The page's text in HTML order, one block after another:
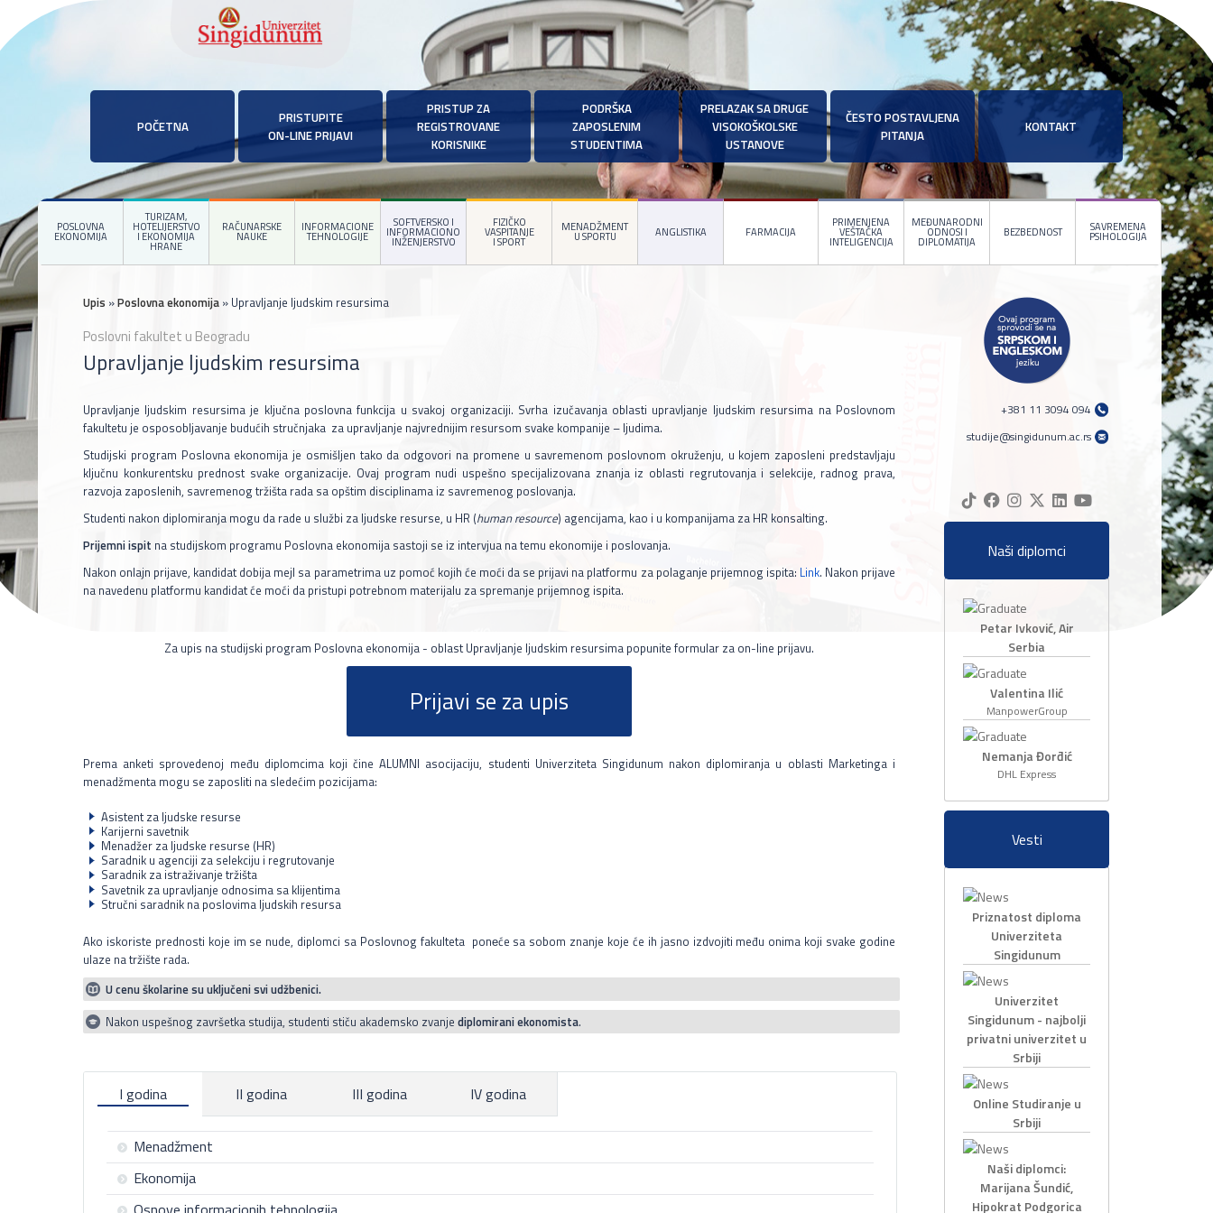
POČETNA
PRISTUPITE
ON-LINE PRIJAVI
PRISTUP ZA
REGISTROVANE
KORISNIKE
PODRŠKA
ZAPOSLENIM
STUDENTIMA
PRELAZAK SA DRUGE
VISOKOŠKOLSKE
USTANOVE
ČESTO POSTAVLJENA
PITANJA
KONTAKT
POSLOVNA
EKONOMIJA
TURIZAM,
HOTELIJERSTVO
I EKONOMIJA
HRANE
RAČUNARSKE
NAUKE
INFORMACIONE
TEHNOLOGIJE
SOFTVERSKO I
INFORMACIONO
INŽENJERSTVO
FIZIČKO
VASPITANJE
I SPORT
MENADŽMENT
U SPORTU ANGLISTIKA FARMACIJA
PRIMENJENA
VEŠTAČKA
INTELIGENCIJA
MEĐUNARODNI
ODNOSI I
DIPLOMATIJA
BEZBEDNOST SAVREMENA
PSIHOLOGIJA
Upis »Poslovna ekonomija » Upravljanje ljudskim resursima
Poslovni fakultet u Beogradu
Upravljanje ljudskim resursima
Upravljanje ljudskim resursima je ključna poslovna funkcija u svakoj organizaciji. Svrha izučavanja oblasti upravljanje ljudskim resursima na Poslovnom
fakultetu je osposobljavanje budućih stručnjaka za upravljanje najvrednijim resursom svake kompanije – ljudima.
Studijski program Poslovna ekonomija je osmišljen tako da odgovori na promene u savremenom poslovnom okruženju, u kojem zaposleni predstavljaju
ključnu konkurentsku prednost svake organizacije. Ovaj program nudi uspešno specijalizovana znanja iz oblasti regrutovanja i selekcije, radnog prava,
razvoja zaposlenih, savremenog tržišta rada sa opštim disciplinama iz savremenog poslovanja.
Studenti nakon diplomiranja mogu da rade u službi za ljudske resurse, u HR (human resource) agencijama, kao i u kompanijama za HR konsalting.
Prijemni ispit na studijskom programu Poslovna ekonomija sastoji se iz intervjua na temu ekonomije i poslovanja.
Nakon onlajn prijave, kandidat dobija mejl sa parametrima uz pomoć kojih će moći da se prijavi na platformu za polaganje prijemnog ispita: Link. Nakon prijave
na navedenu platformu kandidat će moći da pristupi potrebnom materijalu za spremanje prijemnog ispita.
Za upis na studijski program Poslovna ekonomija - oblast Upravljanje ljudskim resursima popunite formular za on-line prijavu.
Prijavi se za upis
Prema anketi sprovedenoj među diplomcima koji čine ALUMNI asocijaciju, studenti Univerziteta Singidunum nakon diplomiranja u oblasti Marketinga i
menadžmenta mogu se zaposliti na sledećim pozicijama:
Asistent za ljudske resurse
Karijerni savetnik
Menadžer za ljudske resurse (HR)
Saradnik u agenciji za selekciju i regrutovanje
Saradnik za istraživanje tržišta
Savetnik za upravljanje odnosima sa klijentima
Stručni saradnik na poslovima ljudskih resursa
Ako iskoriste prednosti koje im se nude, diplomci sa Poslovnog fakulteta ponеće sa sobom znanje koje će ih jasno izdvojiti među onima koji svake godine
ulaze na tržište rada.
U cenu školarine su uključeni svi udžbenici.
Nakon uspešnog završetka studija, studenti stiču akademsko zvanje diplomirani ekonomista.
I godina
Menadžment
Da studenti shvate pojam menadžmenta i evoluciju teorije menadžmenta; da upoznaju osnove trendova u menadžmentu 21. veka; da
razumeju sve odrednice u vezi sa procesima menadžmenta (planiranje, organizovanje, vođenje i kontrola); da poznaju proces menadžmenta
Ekonomija
II godina III godina IV godina
+381 11 3094 094
studije@singidunum.ac.rs
Naši diplomci
Petar Ivković, Air
Serbia
Valentina Ilić
ManpowerGroup
Nemanja Đorđić
DHL Express
Vesti
Priznatost diploma
Univerziteta
Singidunum
Univerzitet
Singidunum - najbolji
privatni univerzitet u
Srbiji
Online Studiranje u
Srbiji
Naši diplomci:
Marijana Šundić,
Hipokrat Podgorica